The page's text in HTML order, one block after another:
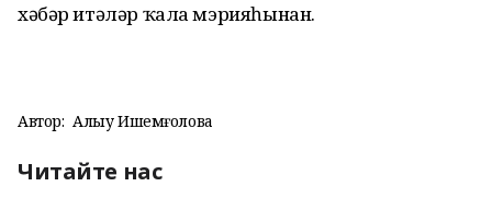
хәбәр итәләр ҡала мэрияһынан.
Автор: Алһыу Ишемғолова
Читайте нас